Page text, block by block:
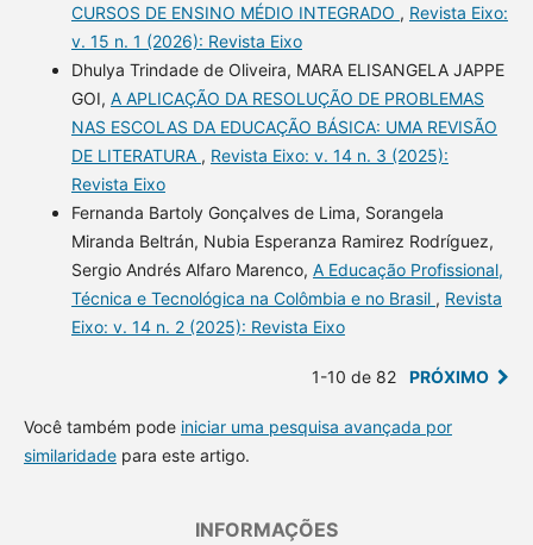
CURSOS DE ENSINO MÉDIO INTEGRADO , Revista Eixo:
v. 15 n. 1 (2026): Revista Eixo
Dhulya Trindade de Oliveira, MARA ELISANGELA JAPPE
GOI, A APLICAÇÃO DA RESOLUÇÃO DE PROBLEMAS
NAS ESCOLAS DA EDUCAÇÃO BÁSICA: UMA REVISÃO
DE LITERATURA , Revista Eixo: v. 14 n. 3 (2025):
Revista Eixo
Fernanda Bartoly Gonçalves de Lima, Sorangela
Miranda Beltrán, Nubia Esperanza Ramirez Rodríguez,
Sergio Andrés Alfaro Marenco, A Educação Profissional,
Técnica e Tecnológica na Colômbia e no Brasil , Revista
Eixo: v. 14 n. 2 (2025): Revista Eixo
1-10 de 82 PRÓXIMO
Você também pode iniciar uma pesquisa avançada por
similaridadepara este artigo.
INFORMAÇÕES